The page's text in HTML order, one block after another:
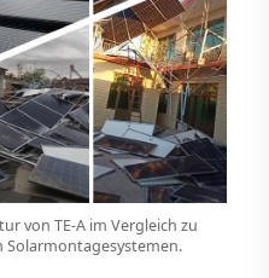
von TE-A im Vergleich zu